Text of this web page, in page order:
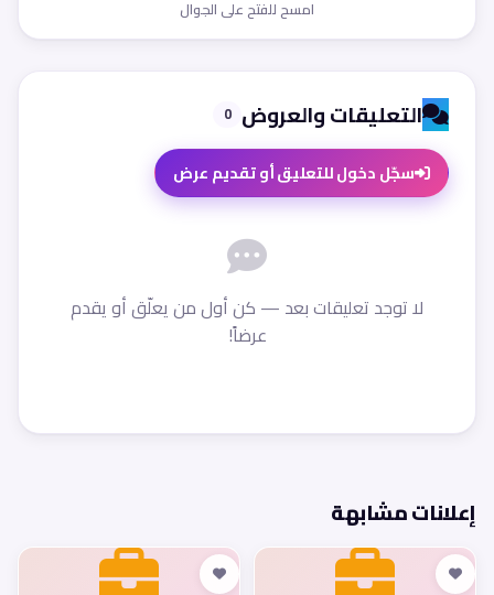
امسح للفتح على الجوال
التعليقات والعروض 0
سجّل دخول للتعليق أو تقديم عرض
لا توجد تعليقات بعد — كن أول من يعلّق أو يقدم
عرضاً!
إعلانات مشابهة